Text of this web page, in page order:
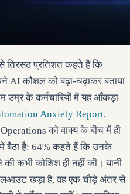
से तिरसठ प्रतिशत कहते हैं कि
AI कौशल को बढ़ा-चढ़ाकर बताया
उम्र के कर्मचारियों में यह आँकड़ा
Anxiety Report,
को वाक्य के बीच में ही
बैठा है: 64% कहते हैं कि उनके
की कभी कोशिश ही नहीं की। यानी
खड़ा है, वह एक चौड़े अंतर से